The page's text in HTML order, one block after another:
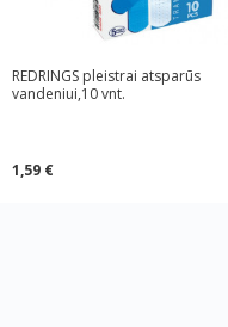
REDRINGS pleistrai atsparūs
vandeniui,10 vnt.
1,59 €